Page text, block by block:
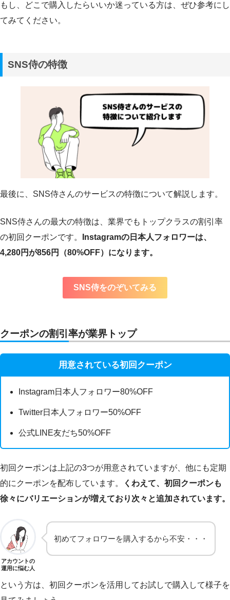
もし、どこで購入したらいいか迷っている方は、ぜひ参考にし
てみてください。
SNS侍の特徴
最後に、SNS侍さんのサービスの特徴について解説します。
SNS侍さんの最大の特徴は、業界でもトップクラスの割引率
の初回クーポンです。
Instagramの日本人フォロワーは、
4,280円が856円（80%OFF）になります。
SNS侍をのぞいてみる
クーポンの割引率が業界トップ
用意されている初回クーポン
Instagram日本人フォロワー80%OFF
Twitter日本人フォロワー50%OFF
公式LINE友だち50%OFF
初回クーポンは上記の3つが用意されていますが、他にも定期
的にクーポンを配布しています。
くわえて、初回クーポンも
徐々にバリエーションが増えており次々と追加されています。
アカウントの
運用に悩む人
初めてフォロワーを購入するから不安・・・
という方は、初回クーポンを活用してお試しで購入して様子を